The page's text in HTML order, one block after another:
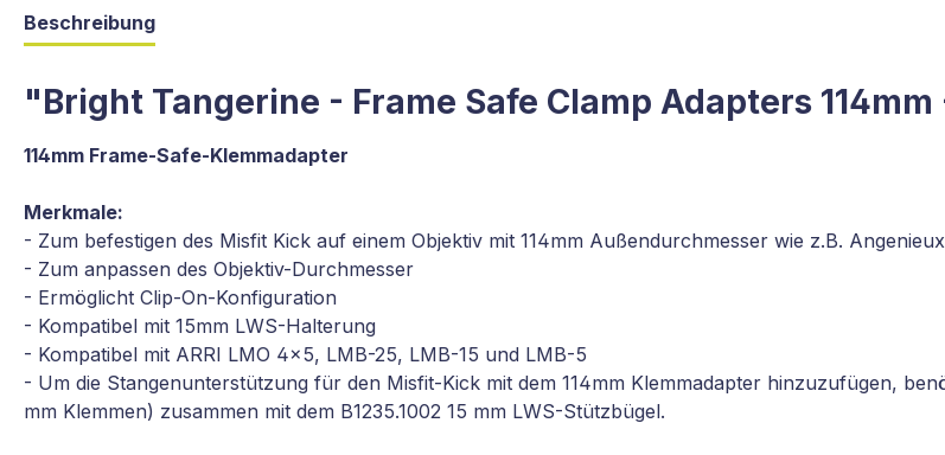
Beschreibung
"Bright Tangerine - Frame Safe Clamp Adapters 114mm
114mm Frame-Safe-Klemmadapter
Merkmale:
- Zum befestigen des Misfit Kick auf einem Objektiv mit 114mm Außendurchmesser wie z.B.
- Zum anpassen des Objektiv-Durchmesser
- Ermöglicht Clip-On-Konfiguration
- Kompatibel mit 15mm LWS-Halterung
- Kompatibel mit ARRI LMO 4x5, LMB-25, LMB-15 und LMB-5
- Um die Stangenunterstützung für den Misfit-Kick mit dem 114mm Klemmadapter hinzuzufügen,
mm Klemmen) zusammen mit dem B1235.1002 15 mm LWS-Stützbügel.